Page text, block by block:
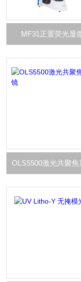
MF31正置荧光显
OLS5500激光共聚焦